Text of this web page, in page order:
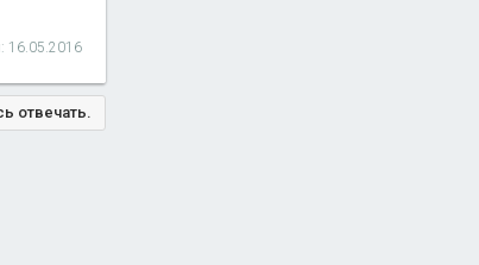
16.05.2016
отвечать.